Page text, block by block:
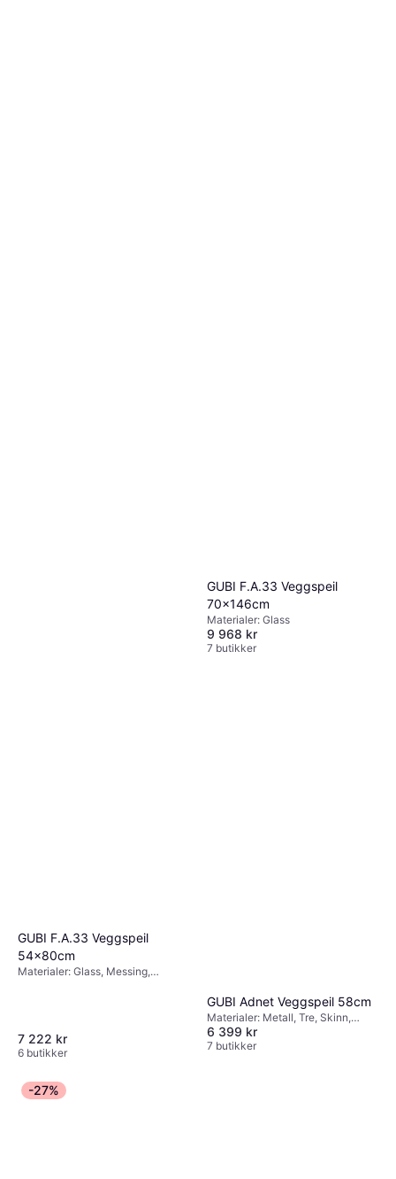
GUBI F.A.33 Veggspeil
70x146cm
Materialer: Glass
9 968 kr
7 butikker
GUBI F.A.33 Veggspeil
54x80cm
Materialer: Glass, Messing,
7 222 kr
6 butikker
GUBI Adnet Veggspeil 58cm
Materialer: Metall, Tre, Skinn,
Egenskaper: Hengende
6 399 kr
7 butikker
-27%